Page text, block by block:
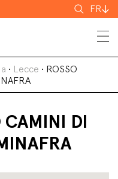
FR
• Lecce • ROSSO
CAMINI DI